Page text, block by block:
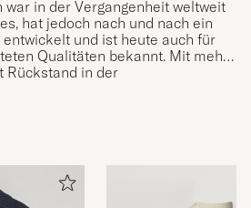
in der Vergangenheit weltweit
hat jedoch nach und nach ein
und ist heute auch für
Qualitäten bekannt. Mit mehr
Rückstand in der
tief verwurzelten Wurzeln im
Design und Produktion.